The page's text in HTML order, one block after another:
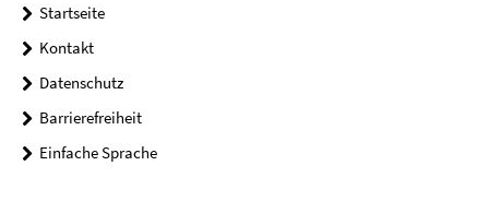
Startseite
Kontakt
Datenschutz
Barrierefreiheit
Einfache Sprache